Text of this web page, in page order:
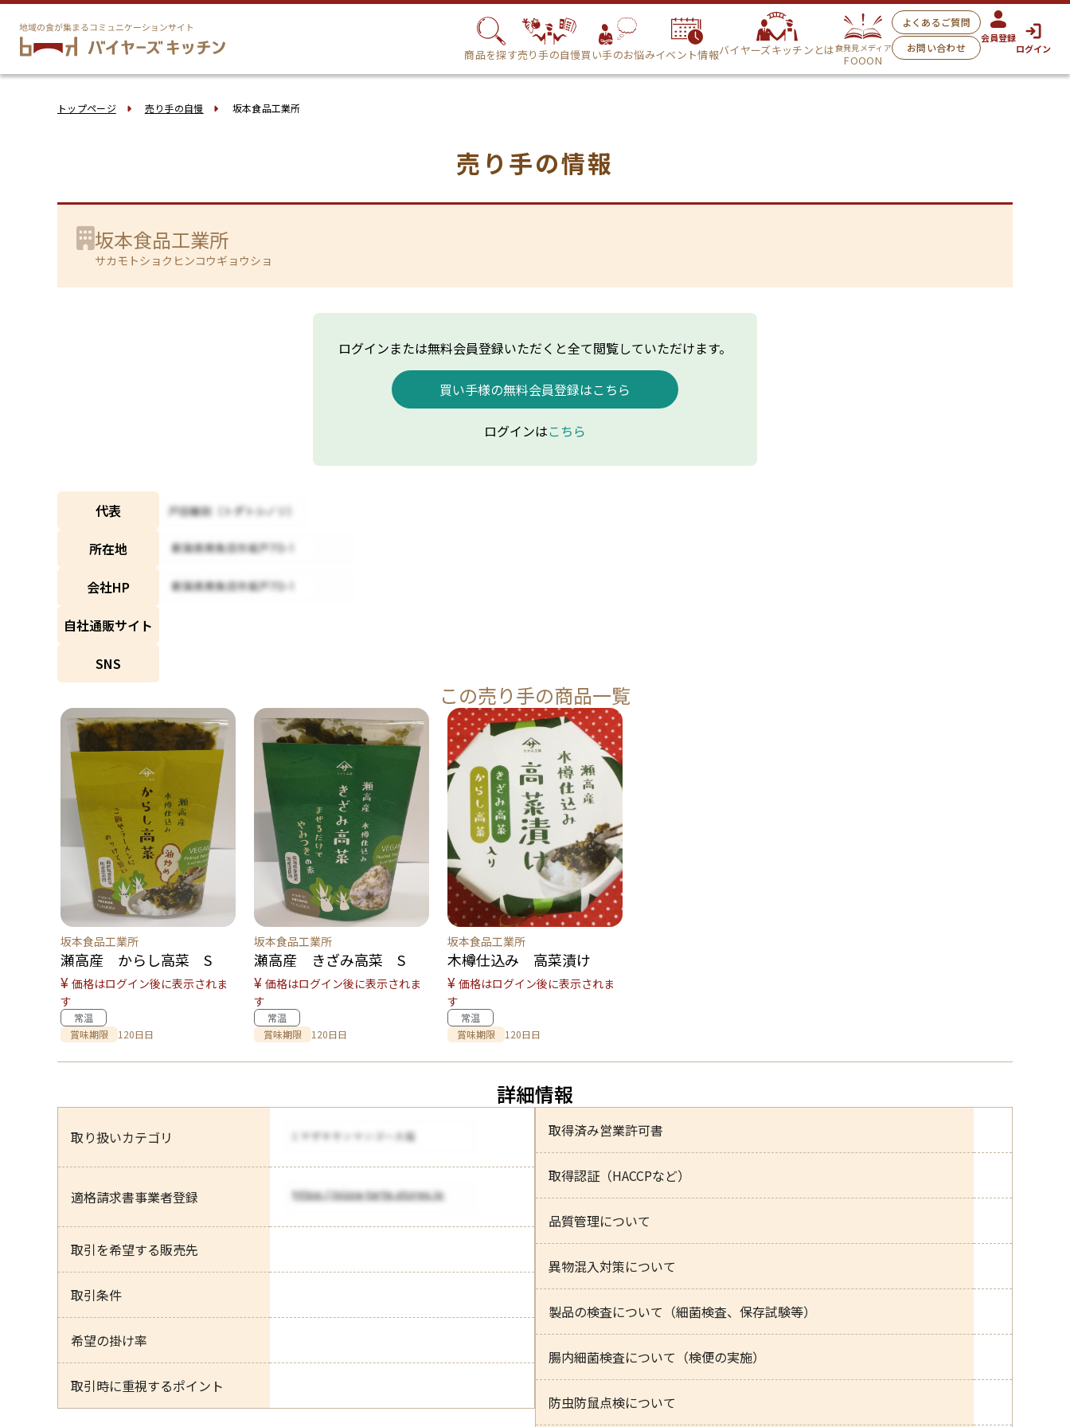
商品を探す売り手の自慢買い手のお悩みイベント情報バイヤーズキッチンとは食発見メディア
FOOON
よくあるご質問
お問い合わせ
会員登録
ログイン
トップページ 売り手の自慢 坂本食品工業所
売り手の情報
坂本食品工業所
サカモトショクヒンコウギョウショ
ログインまたは無料会員登録いただくと全て閲覧していただけます。
買い手様の無料会員登録はこちら
ログインはこちら
代表
所在地
会社HP
自社通販サイト
SNS
この売り手の商品一覧
坂本食品工業所
瀬高産 からし高菜 S
¥ 価格はログイン後に表示されま
す
常温
賞味期限
120日日
坂本食品工業所
瀬高産 きざみ高菜 S
¥ 価格はログイン後に表示されま
す
常温
賞味期限
120日日
坂本食品工業所
木樽仕込み 高菜漬け
¥ 価格はログイン後に表示されま
す
常温
賞味期限
120日日
詳細情報
取り扱いカテゴリ
適格請求書事業者登録
取引を希望する販売先
取引条件
希望の掛け率
取引時に重視するポイント
取得済み営業許可書
取得認証（HACCPなど）
品質管理について
異物混入対策について
製品の検査について（細菌検査、保存試験等）
腸内細菌検査について（検便の実施）
防虫防鼠点検について